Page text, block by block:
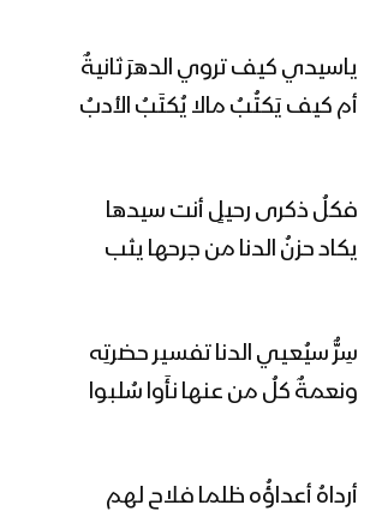
رجال الإسناد | فرقة أنصار الله 1446هـ
حجارة داؤود | فرقة أنصار الله 1447هـ
غزة تنادي | فرقة أنصار الله 1447هـ
ياسيدي كيف تروي الدهرَ ثانيةٌ
أم كيف يَكتُبُ مالا يُكتَبُ الأدبُ
فكلُ ذكرى رحيلٍ أنت سيدها
يكاد حزنُ الدنا من جرحها يثب
سِرٌّ سيُعيي الدنا تفسير حضرتِه
ونعمةٌ كلُ من عنها نأَوا سُلبوا
أرداهُ أعداؤُه ظلما فلاح لهم